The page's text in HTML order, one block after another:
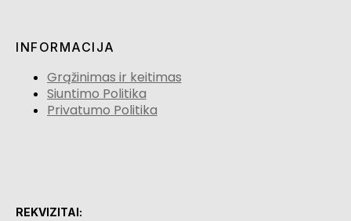
INFORMACIJA
Grąžinimas ir keitimas
Siuntimo Politika
Privatumo Politika
REKVIZITAI: